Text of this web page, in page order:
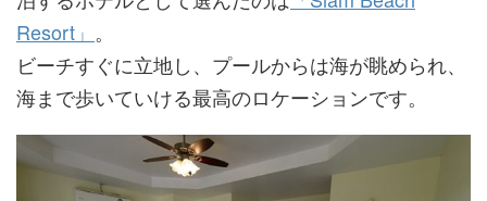
Resort」 。
ビーチすぐに立地し、プールからは海が眺められ、
海まで歩いていける最高のロケーションです。